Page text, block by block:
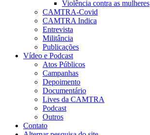
Violência contra as mulheres
CAMTRA-Covid
CAMTRA Indica
Entrevista
Militância
Publicações
Vídeo e Podcast
Atos Públicos
Campanhas
Depoimento
Documentário
Lives da CAMTRA
Podcast
Outros
Contato